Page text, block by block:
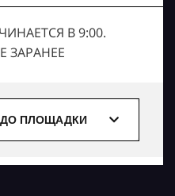
В 9:00.
ЗАРАНЕЕ
ПЛОЩАДКИ